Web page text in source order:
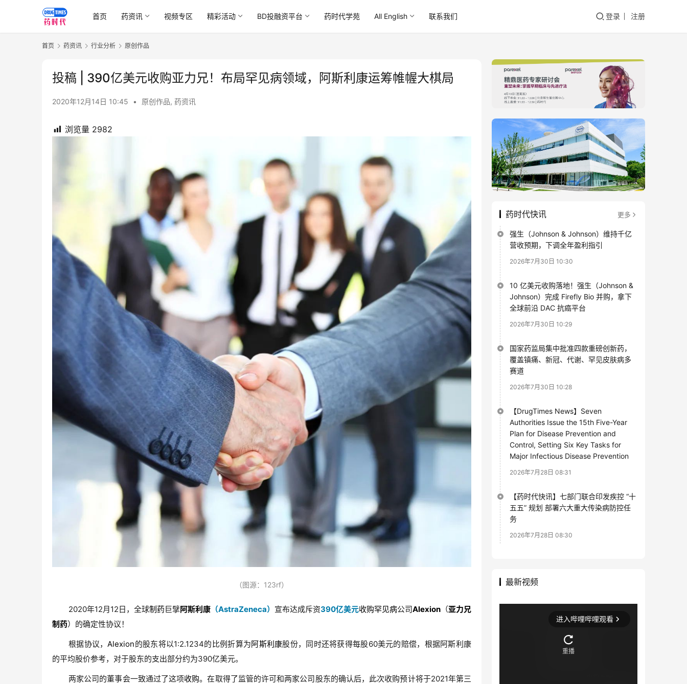
首页 药资讯 视频专区 精彩活动 BD投融资平台 药时代学苑 All English 联系我们 登录 注册
首页 药资讯 行业分析 原创作品
投稿 | 390亿美元收购亚力兄！布局罕见病领域，阿斯利康运筹帷幄大棋局
2020年12月14日 10:45 • 原创作品, 药资讯
浏览量 2982
（图源：123rf）
2020年12月12日，全球制药巨擘阿斯利康 （AstraZeneca） 宣布达成斥资390亿美元收购罕见病公司Alexion （亚力兄
制药）的确定性协议！
根据协议，Alexion的股东将以1:2.1234的比例折算为阿斯利康股份，同时还将获得每股60美元的赔偿，根据阿斯利康
的平均股价参考，对于股东的支出部分约为390亿美元。
两家公司的董事会一致通过了这项收购。在取得了监管的许可和两家公司股东的确认后，此次收购预计将于2021年第三
药时代快讯 更多
强生（Johnson & Johnson）维持千亿
营收预期，下调全年盈利指引
2026年7月30日 10:30
10 亿美元收购落地！强生（Johnson &
Johnson）完成 Firefly Bio 并购，拿下
全球前沿 DAC 抗癌平台
2026年7月30日 10:29
国家药监局集中批准四款重磅创新药，
覆盖镇痛、新冠、代谢、罕见皮肤病多
赛道
2026年7月30日 10:28
【DrugTimes News】Seven
Authorities Issue the 15th Five-Year
Plan for Disease Prevention and
Control, Setting Six Key Tasks for
Major Infectious Disease Prevention
2026年7月28日 08:31
【药时代快讯】七部门联合印发疾控 “十
五五” 规划 部署六大重大传染病防控任
务
2026年7月28日 08:30
最新视频